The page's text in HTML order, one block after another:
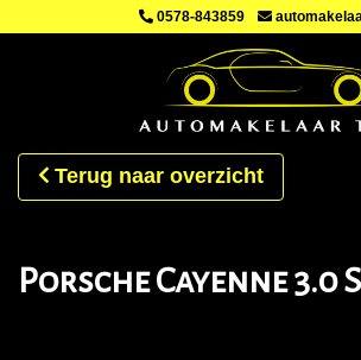
0578-843859
Terug naar overzicht
Porsche Cayenne 3.0